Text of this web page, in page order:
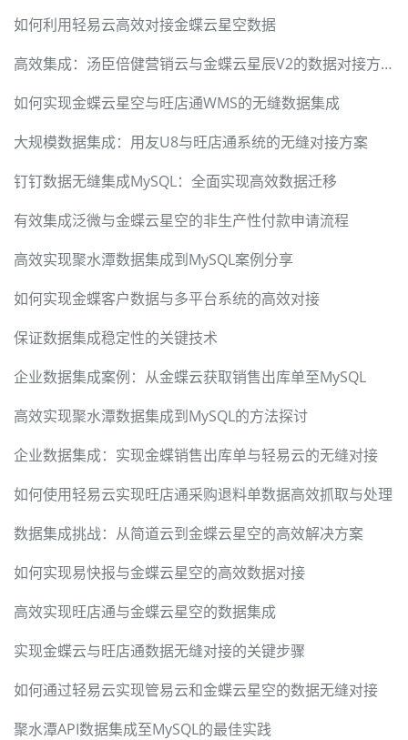
如何利用轻易云高效对接金蝶云星空数据
高效集成：汤臣倍健营销云与金蝶云星辰V2的数据对接方案
如何实现金蝶云星空与旺店通WMS的无缝数据集成
大规模数据集成：用友U8与旺店通系统的无缝对接方案
钉钉数据无缝集成MySQL：全面实现高效数据迁移
有效集成泛微与金蝶云星空的非生产性付款申请流程
高效实现聚水潭数据集成到MySQL案例分享
如何实现金蝶客户数据与多平台系统的高效对接
保证数据集成稳定性的关键技术
企业数据集成案例：从金蝶云获取销售出库单至MySQL
高效实现聚水潭数据集成到MySQL的方法探讨
企业数据集成：实现金蝶销售出库单与轻易云的无缝对接
如何使用轻易云实现旺店通采购退料单数据高效抓取与处理
数据集成挑战：从简道云到金蝶云星空的高效解决方案
如何实现易快报与金蝶云星空的高效数据对接
高效实现旺店通与金蝶云星空的数据集成
实现金蝶云与旺店通数据无缝对接的关键步骤
如何通过轻易云实现管易云和金蝶云星空的数据无缝对接
聚水潭API数据集成至MySQL的最佳实践